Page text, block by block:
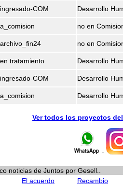
ingresado-COM
Desarrollo
a_comision
no en
archivo_fin24
no en
en tratamiento
Desarrollo
ingresado-COM
Desarrollo
a_comision Desarrollo
Ver todos los proyectos
-
noticias de Juntos por Gesell..
El acuerdo
Recambio